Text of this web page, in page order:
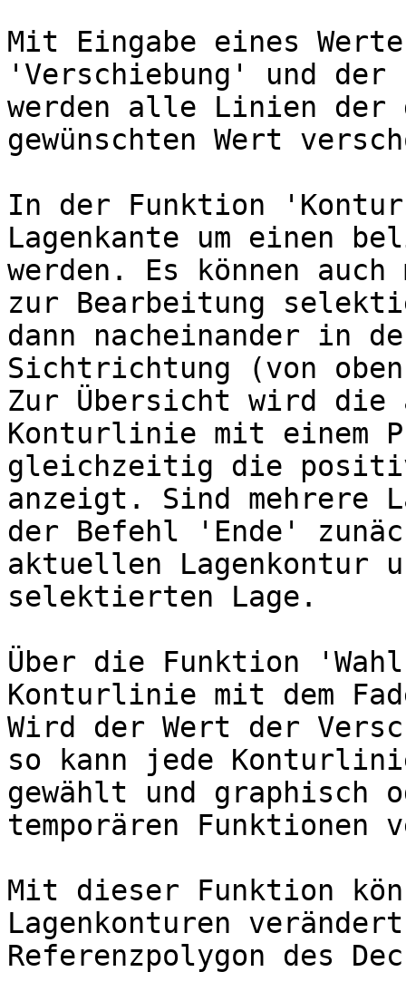
Mit Eingabe eines
'Verschiebung' und
werden alle Linien der
gewünschten Wert
In der Funktion
Lagenkante um einen
werden. Es können
zur Bearbeitung
dann nacheinander in
Sichtrichtung (von
Zur Übersicht wird die
Konturlinie mit einem
gleichzeitig die
anzeigt. Sind mehrere
der Befehl 'Ende'
aktuellen Lagenkontur
selektierten Lage.
Über die Funktion
Konturlinie mit dem
Wird der Wert der
so kann jede
gewählt und
temporären Funktionen
Mit dieser Funktion
Lagenkonturen
Referenzpolygon des